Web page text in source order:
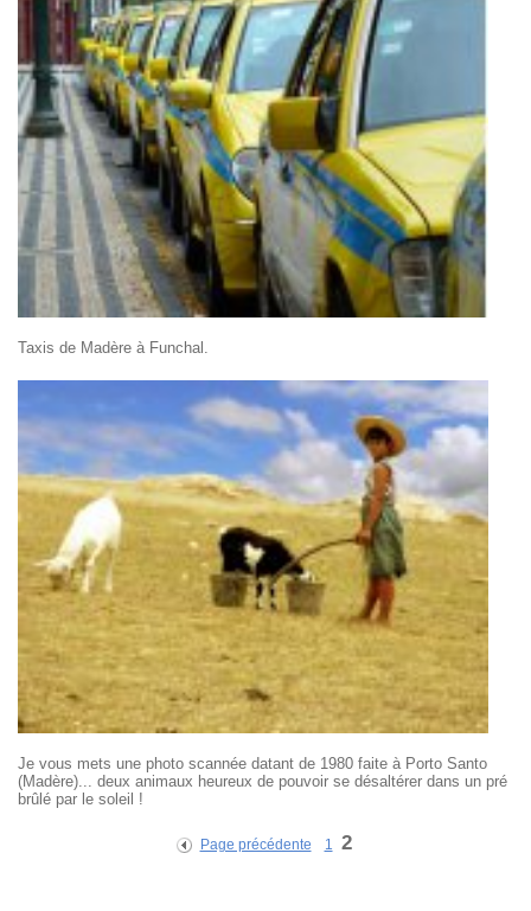
Taxis de Madère à Funchal.
Je vous mets une photo scannée datant de 1980 faite à Porto Santo
(Madère)... deux animaux heureux de pouvoir se désaltérer dans un pré
brûlé par le soleil !
Page précédente 1 2